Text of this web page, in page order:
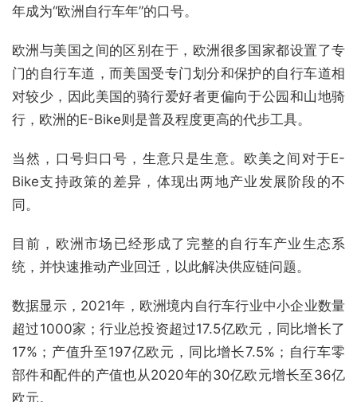
年成为“欧洲自行车年”的口号。
欧洲与美国之间的区别在于，欧洲很多国家都设置了专
门的自行车道，而美国受专门划分和保护的自行车道相
对较少，因此美国的骑行爱好者更偏向于公园和山地骑
行，欧洲的E-Bike则是普及程度更高的代步工具。
当然，口号归口号，生意只是生意。欧美之间对于E-
Bike支持政策的差异，体现出两地产业发展阶段的不
同。
目前，欧洲市场已经形成了完整的自行车产业生态系
统，并快速推动产业回迁，以此解决供应链问题。
数据显示，2021年，欧洲境内自行车行业中小企业数量
超过1000家；行业总投资超过17.5亿欧元，同比增长了
17%；产值升至197亿欧元，同比增长7.5%；自行车零
部件和配件的产值也从2020年的30亿欧元增长至36亿
欧元。